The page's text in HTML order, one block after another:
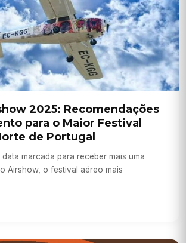
2025: Recomendações
para o Maior Festival
de Portugal
data marcada para receber mais uma
Airshow, o festival aéreo mais